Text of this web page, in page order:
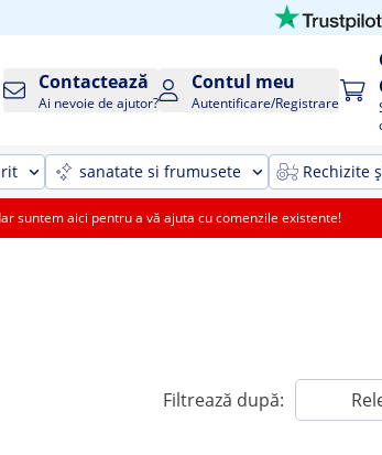
Contactează
Ai nevoie de ajutor?
Contul meu
Autentificare/Registrare
sanatate si frumusete Rechizite
suntem aici pentru a vă ajuta cu comenzile existente!
Filtrează după: